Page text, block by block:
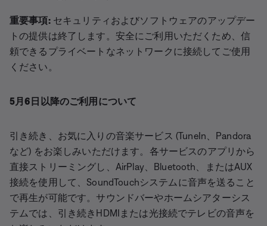
重要事項:セキュリティおよびソフトウェアのアップデー
トの提供は終了します。安全にご利用いただくため、信
頼できるプライベートなネットワークに接続してご使用
ください。
5月6日以降のご利用について
引き続き、お気に入りの音楽サービス (TuneIn、Pandora
など) をお楽しみいただけます。各サービスのアプリから
直接ストリーミングし、AirPlay、Bluetooth、またはAUX
接続を使用して、SoundTouchシステムに音声を送ること
で再生が可能です。サウンドバーやホームシアターシス
テムでは、引き続きHDMIまたは光接続でテレビの音声を